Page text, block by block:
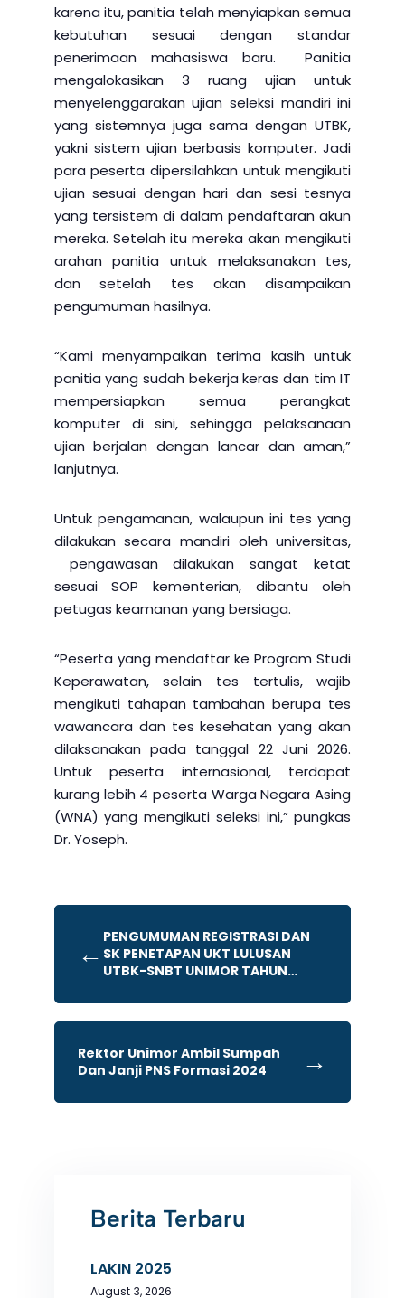
karena itu, panitia telah menyiapkan semua
kebutuhan sesuai dengan standar
penerimaan mahasiswa baru. Panitia
mengalokasikan 3 ruang ujian untuk
menyelenggarakan ujian seleksi mandiri ini
yang sistemnya juga sama dengan UTBK,
yakni sistem ujian berbasis komputer. Jadi
para peserta dipersilahkan untuk mengikuti
ujian sesuai dengan hari dan sesi tesnya
yang tersistem di dalam pendaftaran akun
mereka. Setelah itu mereka akan mengikuti
arahan panitia untuk melaksanakan tes,
dan setelah tes akan disampaikan
pengumuman hasilnya.
“Kami menyampaikan terima kasih untuk
panitia yang sudah bekerja keras dan tim IT
mempersiapkan semua perangkat
komputer di sini, sehingga pelaksanaan
ujian berjalan dengan lancar dan aman,”
lanjutnya.
Untuk pengamanan, walaupun ini tes yang
dilakukan secara mandiri oleh universitas,
pengawasan dilakukan sangat ketat
sesuai SOP kementerian, dibantu oleh
petugas keamanan yang bersiaga.
“Peserta yang mendaftar ke Program Studi
Keperawatan, selain tes tertulis, wajib
mengikuti tahapan tambahan berupa tes
wawancara dan tes kesehatan yang akan
dilaksanakan pada tanggal 22 Juni 2026.
Untuk peserta internasional, terdapat
kurang lebih 4 peserta Warga Negara Asing
(WNA) yang mengikuti seleksi ini,” pungkas
Dr. Yoseph.
← PENGUMUMAN REGISTRASI DAN
SK PENETAPAN UKT LULUSAN
UTBK-SNBT UNIMOR TAHUN
Rektor Unimor Ambil Sumpah
Dan Janji PNS Formasi 2024
→
Berita Terbaru
LAKIN 2025
August 3, 2026